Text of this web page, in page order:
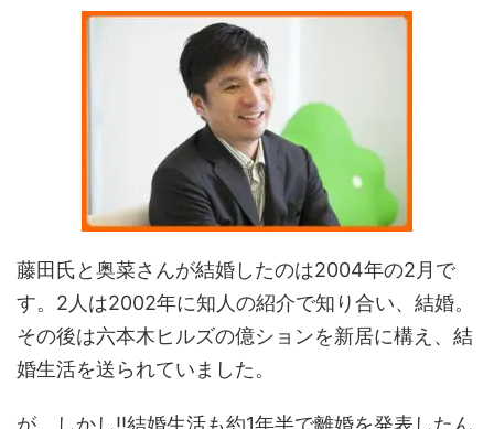
藤田氏と奥菜さんが結婚したのは2004年の2月で
す。2人は2002年に知人の紹介で知り合い、結婚。
その後は六本木ヒルズの億ションを新居に構え、結
婚生活を送られていました。
が、しかし‼結婚生活も約1年半で離婚を発表したん